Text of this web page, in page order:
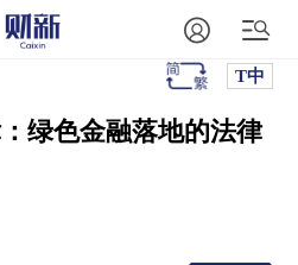
T中
绿色金融落地的法律